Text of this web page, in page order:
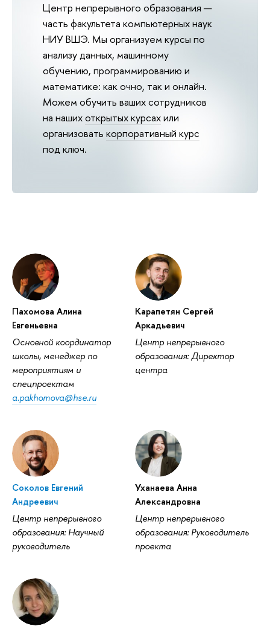
Центр непрерывного образования —
часть факультета компьютерных наук
НИУ ВШЭ. Мы организуем курсы по
анализу данных, машинному
обучению, программированию и
математике: как очно, так и онлайн.
Можем обучить ваших сотруднико
на нашихоткрытых курсахили
организовать корпоративный курс
под ключ.
Пахомова Алина
Евгеньевна
Основной координатор
школы, менеджер по
мероприятиям и
спецпроектам
a.pakhomova@hse.ru
Карапетян Сергей
Аркадьевич
Центр непрерывного
образования: Директор
центра
Соколов Евгений
Андреевич
Центр непрерывного
образования: Научный
руководитель
Уханаева Анна
Александровна
Центр непрерывного
образования: Руководитель
проекта